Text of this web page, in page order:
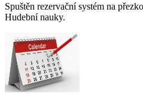
Spuštěn rezervační systém na
Hudební nauky.